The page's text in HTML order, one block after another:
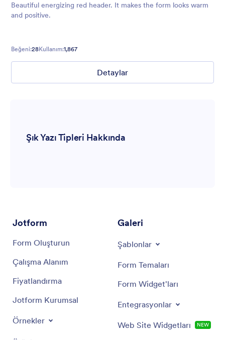
Beautiful energizing red header. It makes the form looks warm
and positive.
Beğeni:28Kullanım:1,867
Detaylar
Şık Yazı Tipleri Hakkında
Jotform
Form Oluşturun
Çalışma Alanım
Fiyatlandırma
Jotform Kurumsal
Örnekler
Galeri
Şablonlar
Form Temaları
Form Widget'ları
Entegrasyonlar
Web Site Widgetları YENİ